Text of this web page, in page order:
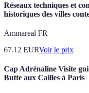
Réseaux techniques et
historiques des villes
Ammareal FR
67.12 EURVoir le prix
Cap Adrénaline Visite
Butte aux Cailles à Paris